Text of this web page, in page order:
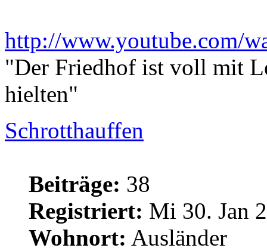
http://www.youtube.com/
"Der Friedhof ist voll mit
hielten"
Schrotthauffen
Beiträge: 38
Registriert: Mi 30. Jan
Wohnort: Ausländer